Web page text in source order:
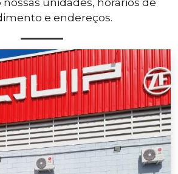
nossas unidades, horários de
e endereços.